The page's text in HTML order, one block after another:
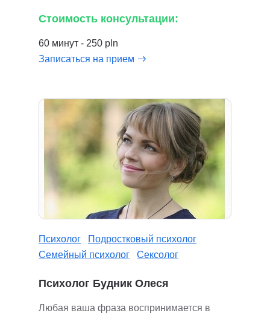
Стоимость консультации:
60 минут - 250 pln
Записаться на прием
Психолог
Подростковый психолог
Семейный психолог
Сексолог
Психолог Будник Олеся
Любая ваша фраза воспринимается в